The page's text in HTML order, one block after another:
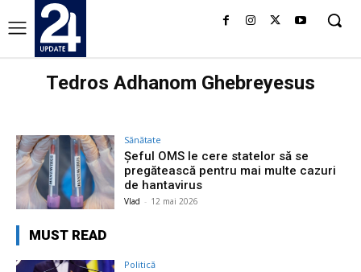
Tedros Adhanom Ghebreyesus
Sănătate
Șeful OMS le cere statelor să se
pregătească pentru mai multe cazuri
de hantavirus
Vlad - 12 mai 2026
MUST READ
Politică